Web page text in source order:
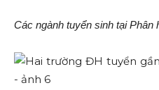
Các ngành tuyển sinh tại Phân